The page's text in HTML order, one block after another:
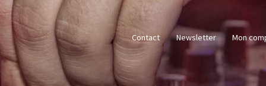
Contact Newsletter Mon